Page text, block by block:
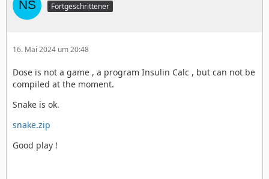
Fortgeschrittener
16. Mai 2024 um 20:48
Dose is not a game , a program Insulin Calc , but can not be
compiled at the moment.
Snake is ok.
snake.zip
Good play !